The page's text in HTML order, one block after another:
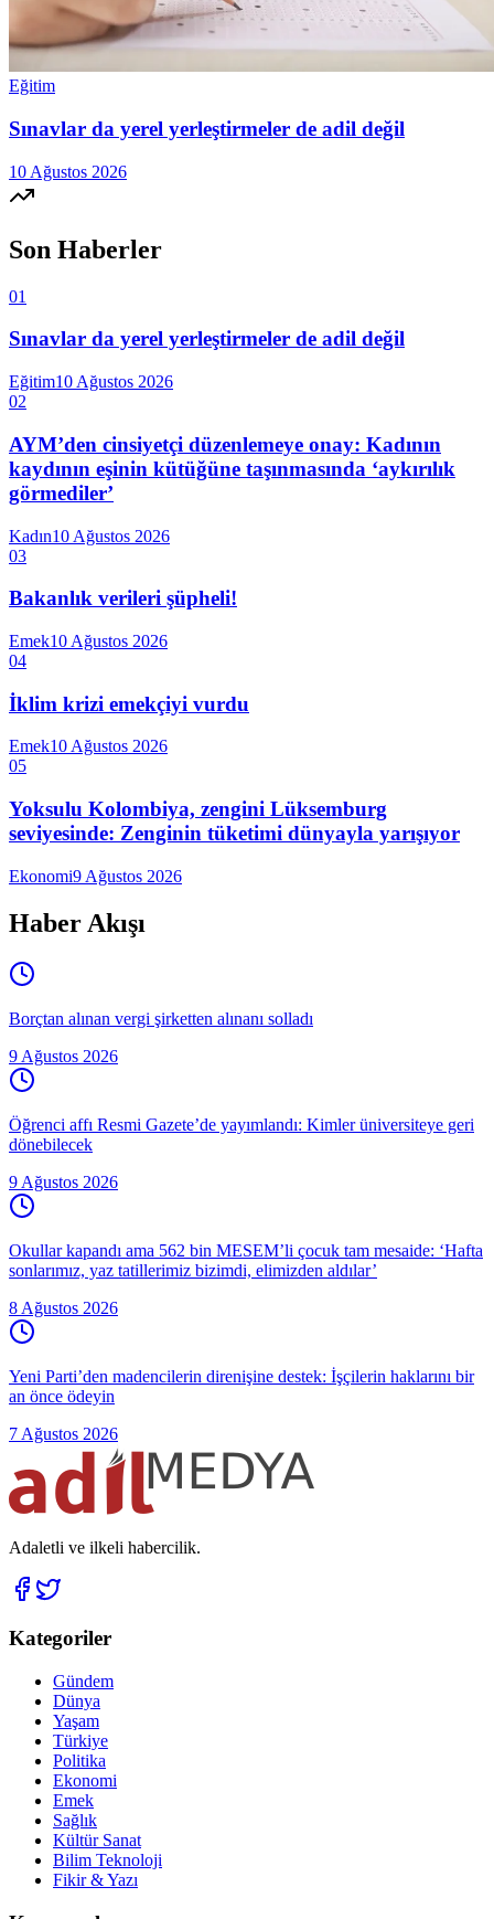
Eğitim
Sınavlar da yerel yerleştirmeler de adil değil
10 Ağustos 2026
Son Haberler
01
Sınavlar da yerel yerleştirmeler de adil değil
Eğitim10 Ağustos 2026
02
AYM’den cinsiyetçi düzenlemeye onay: Kadının
kaydının eşinin kütüğüne taşınmasında ‘aykırılık
görmediler’
Kadın10 Ağustos 2026
03
Bakanlık verileri şüpheli!
Emek10 Ağustos 2026
04
İklim krizi emekçiyi vurdu
Emek10 Ağustos 2026
05
Yoksulu Kolombiya, zengini Lüksemburg
seviyesinde: Zenginin tüketimi dünyayla yarışıyor
Ekonomi9 Ağustos 2026
Haber Akışı
Borçtan alınan vergi şirketten alınanı solladı
9 Ağustos 2026
Öğrenci affı Resmi Gazete’de yayımlandı: Kimler üniversiteye geri
dönebilecek
9 Ağustos 2026
Okullar kapandı ama 562 bin MESEM’li çocuk tam mesaide: ‘Hafta
sonlarımız, yaz tatillerimiz bizimdi, elimizden aldılar’
8 Ağustos 2026
Yeni Parti’den madencilerin direnişine destek: İşçilerin haklarını bir
an önce ödeyin
7 Ağustos 2026
Adaletli ve ilkeli habercilik.
Kategoriler
Gündem
Dünya
Yaşam
Türkiye
Politika
Ekonomi
Emek
Sağlık
Kültür Sanat
Bilim Teknoloji
Fikir & Yazı